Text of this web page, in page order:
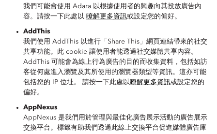
我們可能會使用 Adara 以根據使用者的興趣向其投放廣告內
容。請按一下此處以 瞭解更多資訊或設定您的偏好。
AddThis
我們使用 AddThis 以進行「Share This」網頁連結帶來的社交
共享功能。此 cookie 讓使用者能透過社交媒體共享內容。
AddThis 可能會為線上行為廣告的目的而收集資料，包括如訪
客從何處進入瀏覽及其所使用的瀏覽器類型等資訊。這亦可能
包括您的 IP 位址。 請按一下此處以瞭解更多資訊或設定您的
偏好。
AppNexus
AppNexus 是我們用於管理與最佳化廣告展示活動的廣告展示
交換平台。標籤有助我們透過此線上交換平台促進媒體廣告庫